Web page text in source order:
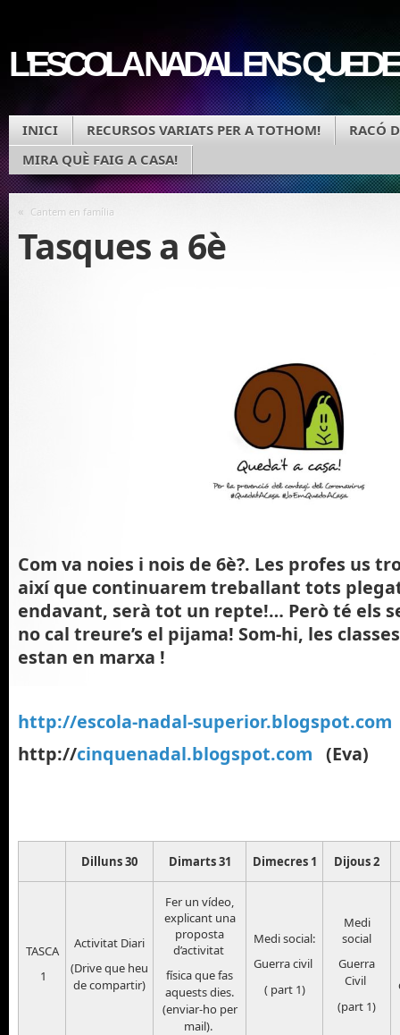
L'ESCOLA NADAL ENS
INICI RECURSOS VARIATS PER A TOTHOM!
RACÓ
MIRA QUÈ FAIG A CASA!
« Cantem en família
Tasques a 6è
Com va noies i nois de 6è?. Les profes us
així que continuarem treballant tots
endavant, serà tot un repte!… Però té els
no cal treure’s el pijama! Som-hi, les
estan en marxa !
http://escola-nadal-superior.blogspot.com
http://cinquenadal.blogspot.com (Eva)
Dilluns 30 Dimarts 31 Dimecres 1 Dijous 2
TASCA
1
Activitat Diari
(Drive que heu
de compartir)
Fer un vídeo,
explicant una
proposta
d’activitat
física que fas
aquests dies.
(enviar-ho per
mail).
Medi social:
Guerra civil
( part 1)
Medi
social
Guerra
Civil
(part 1)